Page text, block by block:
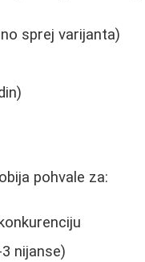
sprej varijanta)
pohvale za:
nijanse)